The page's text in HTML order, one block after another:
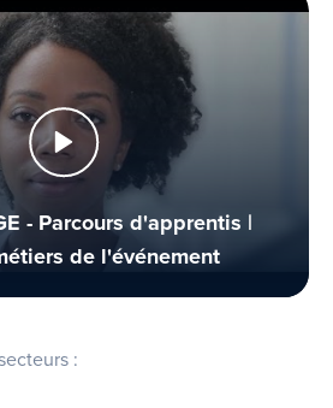
- Parcours d'apprentis |
de l'événement
: